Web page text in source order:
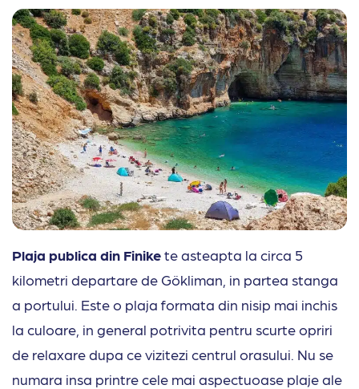
Plaja publica din Finikete asteapta la circa 5
kilometri departare de Gökliman, in partea stanga
a portului. Este o plaja formata din nisip mai inchis
la culoare, in general potrivita pentru scurte opriri
de relaxare dupa ce vizitezi centrul orasului. Nu se
numara insa printre cele mai aspectuoase plaje ale